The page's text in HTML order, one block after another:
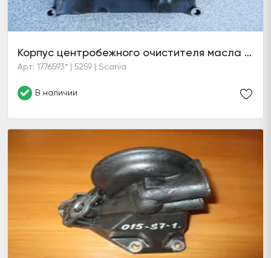
Корпус центробежного очистителя масла без крышки и вала
Арт: 1776593* | 5259 | Scania
В наличии